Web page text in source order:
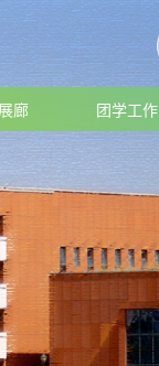
廊 团学工作